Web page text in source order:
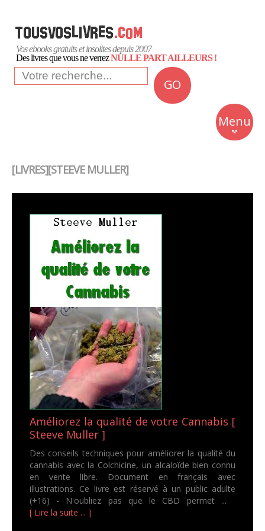
Vos ebooks gratuits et insolites depuis 2007
Des livres que vous ne verrezNULLE PART AILLEURS !
GO
Menu
Insolite
Business
[LIVRES][STEEVE MULLER]
Améliorez la qualité de votre Cannabis [
Steeve Muller ]
Des conseils techniques pour améliorer la qualité du
cannabis avec la Colchicine, un alcaloïde bien connu
en vente libre. Document en français avec
illustrations. Ce livre est réservé à un public adulte
(+16) - N'oubliez pas que le CBD permet ...
[ Lire la suite ... ]